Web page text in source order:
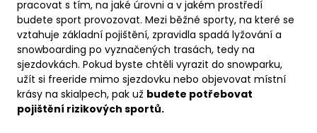
pracovat s tím, na jaké úrovni a v jakém prostředí
budete sport provozovat. Mezi běžné sporty, na které se
vztahuje základní pojištění, zpravidla spadá lyžování a
snowboarding po vyznačených trasách, tedy na
sjezdovkách. Pokud byste chtěli vyrazit do snowparku,
užít si freeride mimo sjezdovku nebo objevovat místní
krásy na skialpech, pak už budete potřebovat
pojištění rizikových sportů.